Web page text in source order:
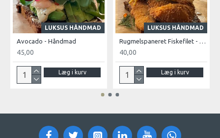
LUKSUS HÅNDMAD
Avocado - Håndmad
45,00
Læg i kurv
LUKSUS HÅNDMAD
Rugmelspaneret Fiskefilet - Håndmad
40,00
Læg i kurv